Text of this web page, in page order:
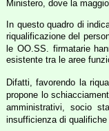
Ministero, dove la
In questo quadro di
riqualificazione del
le OO.SS. firmatarie
esistente tra le aree
Difatti, favorendo la
propone lo
amministrativi, socio
insufficienza di